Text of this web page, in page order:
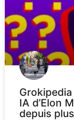
IA d’Elon
depuis